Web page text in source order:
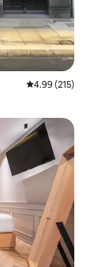
औसत रेटिंग 5 में से
4.99 (215)